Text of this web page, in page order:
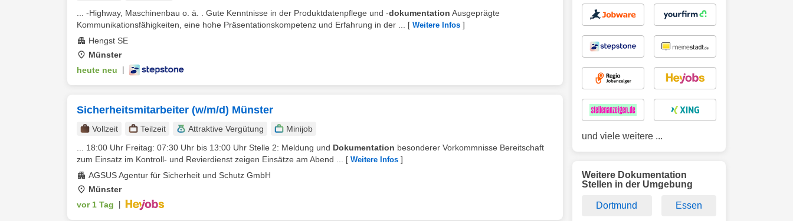
... -Highway, Maschinenbau o. ä. . Gute Kenntnisse in der Produktdatenpflege und -dokumentation Ausgeprägte
Kommunikationsfähigkeiten, eine hohe Präsentationskompetenz und Erfahrung in der ...
[ Weitere Infos ]
Hengst SE
Münster
heute neu
Sicherheitsmitarbeiter (w/m/d) Münster
Vollzeit Teilzeit Attraktive Vergütung
Minijob
... 18:00 Uhr Freitag: 07:30 Uhr bis 13:00 Uhr Stelle 2: Meldung und Dokumentation besonderer Vorkommnisse Bereitschaft
zum Einsatz im Kontroll- und Revierdienst zeigen Einsätze am Abend ...
[ Weitere Infos ]
AGSUS Agentur für Sicherheit und Schutz GmbH
Münster
vor 1 Tag
und viele weitere ...
Weitere Dokumentation
Stellen in der Umgebung
Dortmund Essen